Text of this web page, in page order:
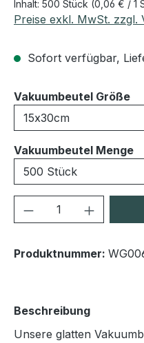
Inhalt: 500 Stück (0,06 € / 1
Preise exkl. MwSt. zzgl.
Sofort verfügbar,
Vakuumbeutel Größe
Vakuumbeutel Menge
Produkt Anzahl:
Produktnummer:
Beschreibung
Unsere glatten